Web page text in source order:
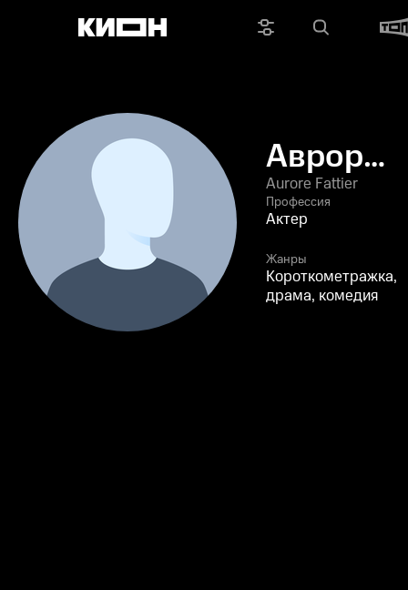
Аврора
Фаттье
Aurore Fattier
Профессия
Актер
Жанры
Короткометражка,
драма, комедия